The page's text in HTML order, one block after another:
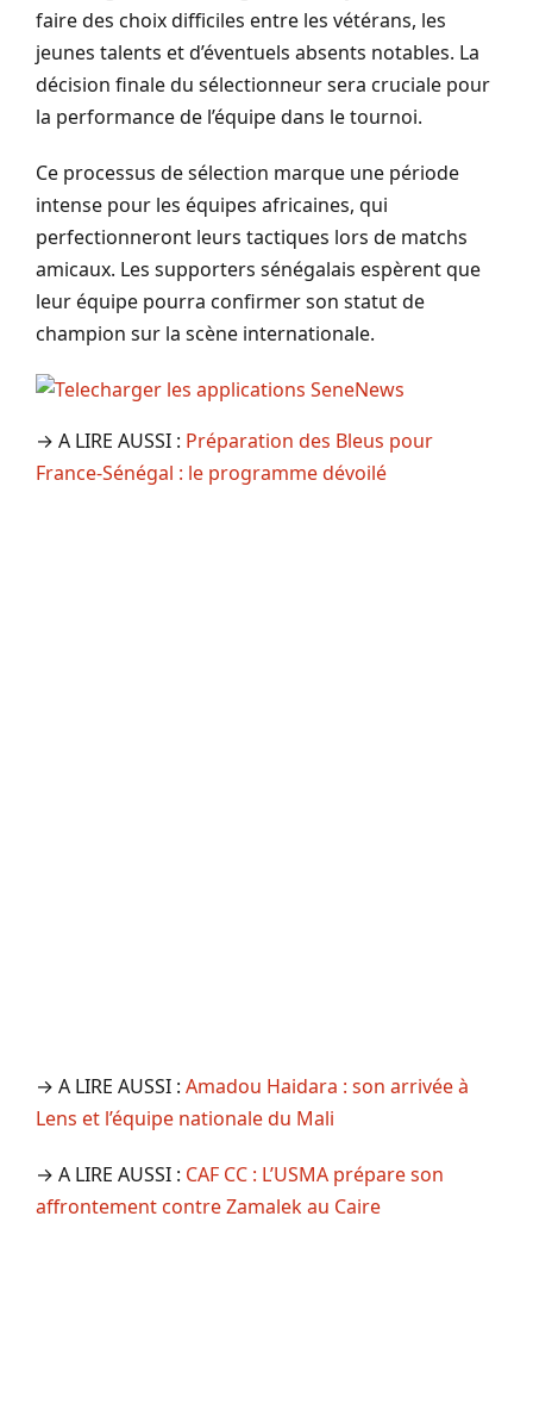
faire des choix difficiles entre les vétérans, les
jeunes talents et d’éventuels absents notables. La
décision finale du sélectionneur sera cruciale pour
la performance de l’équipe dans le tournoi.
Ce processus de sélection marque une période
intense pour les équipes africaines, qui
perfectionneront leurs tactiques lors de matchs
amicaux. Les supporters sénégalais espèrent que
leur équipe pourra confirmer son statut de
champion sur la scène internationale.
→ A LIRE AUSSI : Préparation des Bleus pour
France-Sénégal : le programme dévoilé
→ A LIRE AUSSI : Amadou Haidara : son arrivée à
Lens et l’équipe nationale du Mali
→ A LIRE AUSSI : CAF CC : L’USMA prépare son
affrontement contre Zamalek au Caire